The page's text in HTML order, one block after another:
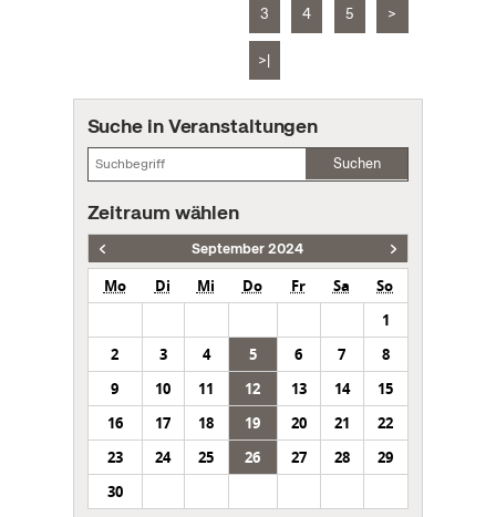
3 4 5 >
>|
Suche in Veranstaltungen
Suchen
Zeitraum wählen
September 2024
Mo Di Mi Do Fr Sa
So
1
2
3 4 5 6 7
8
9
10 11 12 13 14
15
16
17 18 19 20 21
22
23
24 25 26 27 28
29
30